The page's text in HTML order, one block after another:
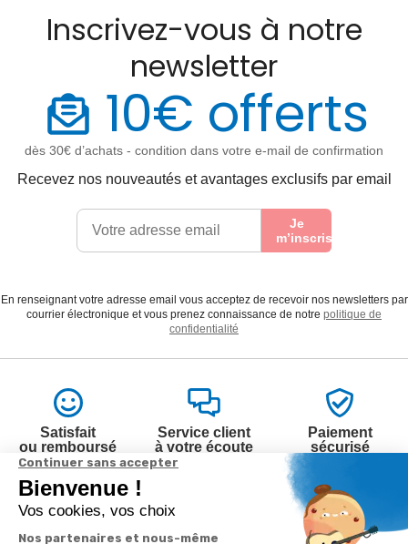
Inscrivez-vous à notre
newsletter
10€ offerts
dès 30€ d’achats - condition dans votre e-mail de confirmation
Recevez nos nouveautés et avantages exclusifs par email
Je
m’inscris
En renseignant votre adresse email vous acceptez de recevoir nos newsletters par
courrier électronique et vous prenez connaissance de notre politique de
confidentialité
Satisfait
ou remboursé
Service client
à votre écoute
Paiement
sécurisé
Garantie
2 ans
Livraison
à la carte
Suivi de
commande